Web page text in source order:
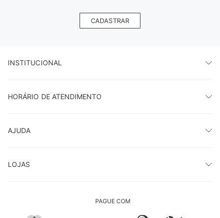
CADASTRAR
INSTITUCIONAL
HORÁRIO DE ATENDIMENTO
AJUDA
LOJAS
PAGUE COM